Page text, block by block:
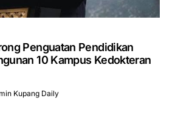
Penguatan Pendidikan
10 Kampus Kedokteran
Kupang Daily